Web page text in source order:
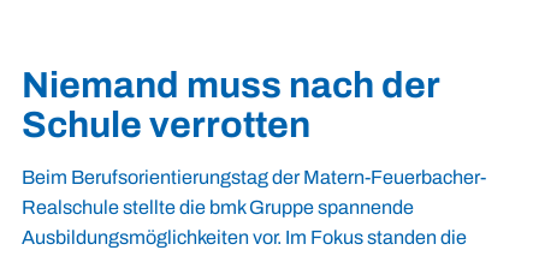
Niemand muss nach der
Schule verrotten
Beim Berufsorientierungstag der Matern-Feuerbacher-
Realschule stellte die bmk Gruppe spannende
Ausbildungsmöglichkeiten vor. Im Fokus standen die